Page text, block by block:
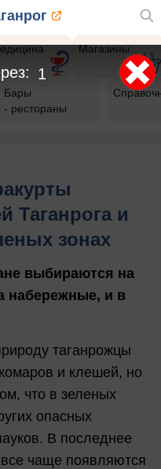
Магазины
Бары
- рестораны
Таганрога и
зонах
выбираются на
набережные, и в
таганрожцы
и клешей, но
что в зеленых
опасных
В последнее
чаще появляются